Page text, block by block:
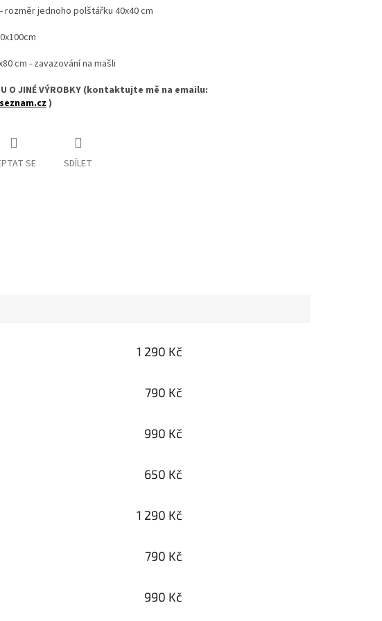
rozměr jednoho polštářku 40x40 cm
cm - zavazování na mašli
O JINÉ VÝROBKY (kontaktujte mě na emailu:
)
SE SDÍLET
1 290 Kč
790 Kč
990 Kč
650 Kč
1 290 Kč
790 Kč
990 Kč